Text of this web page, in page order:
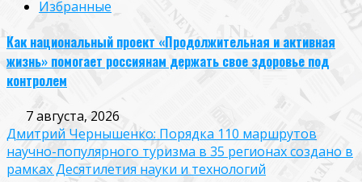
Избранные
Как национальный проект «Продолжительная и активная
жизнь» помогает россиянам держать свое здоровье под
контролем
7 августа, 2026
Дмитрий Чернышенко: Порядка 110 маршрутов
научно-популярного туризма в 35 регионах создано в
рамках Десятилетия науки и технологий